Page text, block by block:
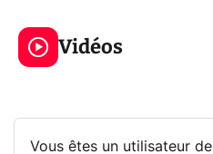
Vidéos
319€ ? Voici L'AOC
CQ32G4ZA !
Vous êtes un utilisateur de